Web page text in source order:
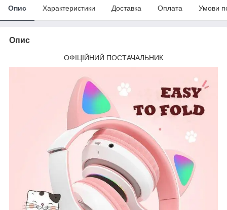
Опис Характеристики Доставка Оплата Умови
Опис
ОФІЦІЙНИЙ ПОСТАЧАЛЬНИК